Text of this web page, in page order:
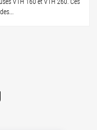
VTH 160 et VTH 260. Ces